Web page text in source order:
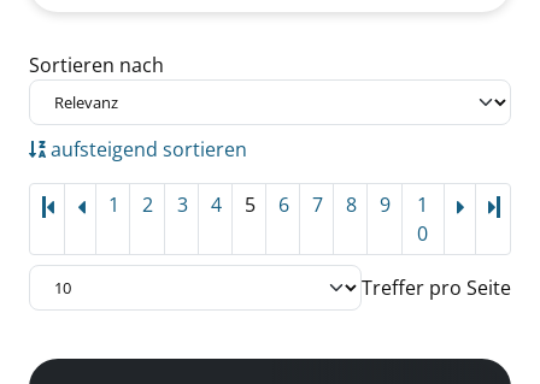
Zu den Suchfiltern springen
Sortieren nach
aufsteigend sortieren
1 2 3 4 5 6 7 8 9
1
0
Treffer pro Seite